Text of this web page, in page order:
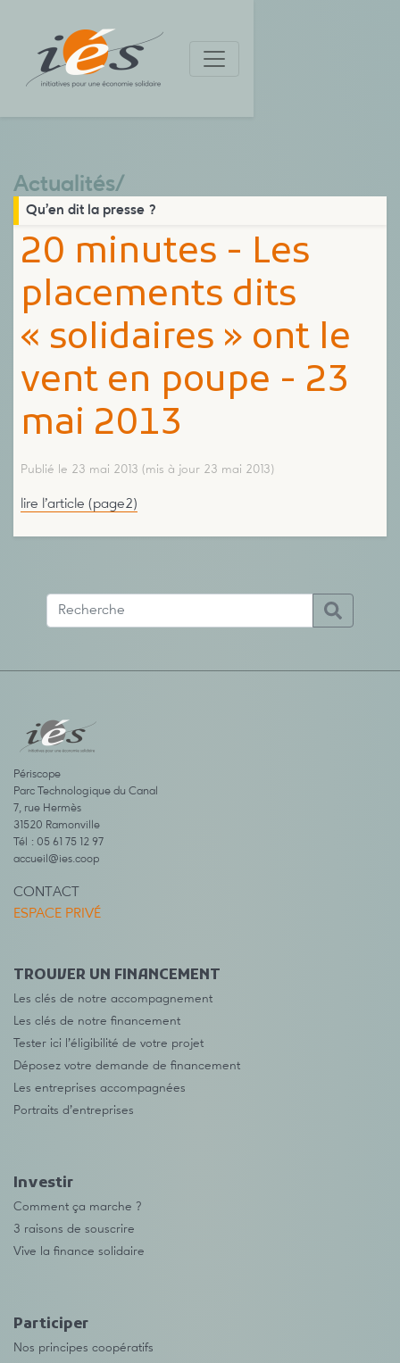
20 minutes - Les
placements dits
« solidaires » ont le
vent en poupe - 23
mai 2013
Publié le 23 mai 2013 (mis à jour 23 mai 2013)
lire l’article (page2)
Actualités/
Qu’en dit la presse ?
Périscope
Parc Technologique du Canal
7, rue Hermès
31520 Ramonville
Tél : 05 61 75 12 97
accueil@ies.coop
CONTACT
ESPACE PRIVÉ
TROUVER UN FINANCEMENT
Les clés de notre accompagnement
Les clés de notre financement
Tester ici l’éligibilité de votre projet
Déposez votre demande de financement
Les entreprises accompagnées
Portraits d’entreprises
Investir
Comment ça marche ?
3 raisons de souscrire
Vive la finance solidaire
Participer
Nos principes coopératifs